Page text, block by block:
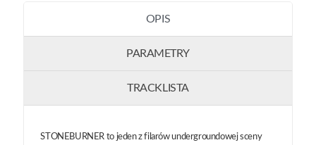
OPIS
PARAMETRY
TRACKLISTA
STONEBURNER to jeden z filarów undergroundowej sceny